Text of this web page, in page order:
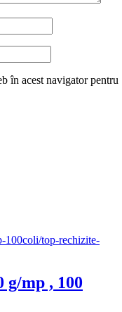
în acest navigator pentru
g/mp , 100